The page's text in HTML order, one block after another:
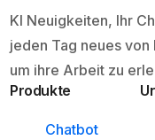
KI Neuigkeiten, Ihr
jeden Tag neues
um ihre Arbeit zu
Produkte
Chatbot